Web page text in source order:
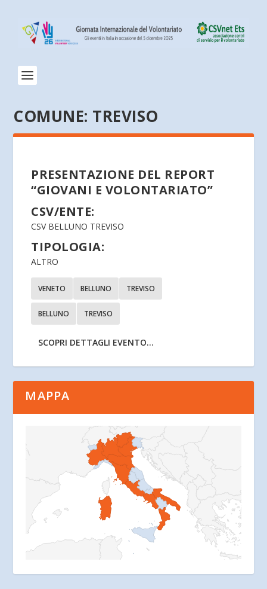
COMUNE: TREVISO
PRESENTAZIONE DEL REPORT
“GIOVANI E VOLONTARIATO”
CSV/ENTE:
CSV BELLUNO TREVISO
TIPOLOGIA:
ALTRO
VENETO BELLUNO TREVISO
BELLUNO TREVISO
SCOPRI DETTAGLI EVENTO...
MAPPA